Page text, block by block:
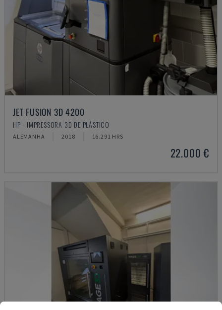
JET FUSION 3D 4200
HP - IMPRESSORA 3D DE PLÁSTICO
ALEMANHA 2018 16.291 HRS
22.000 €